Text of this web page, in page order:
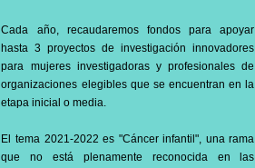
Cada año, recaudaremos fondos para apoyar
hasta 3 proyectos de investigación innovadores
para mujeres investigadoras y profesionales de
organizaciones elegibles que se encuentran en la
etapa inicial o media.
El tema 2021-2022 es "Cáncer infantil", una rama
que no está plenamente reconocida en las